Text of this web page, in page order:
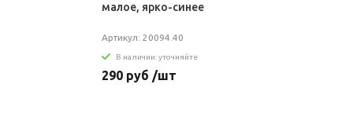
малое, ярко-синее
Артикул: 20094.40
В наличии: уточняйте
290 руб /шт